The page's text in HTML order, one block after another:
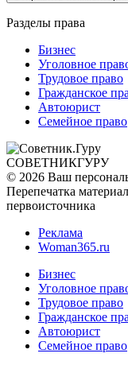
Разделы права
Бизнес
Уголовное
Трудовое право
Гражданское
Автоюрист
Семейное право
СОВЕТНИКГУРУ
© 2026 Ваш
Перепечатка
первоисточника
Реклама
Woman365.ru
Бизнес
Уголовное
Трудовое право
Гражданское
Автоюрист
Семейное право